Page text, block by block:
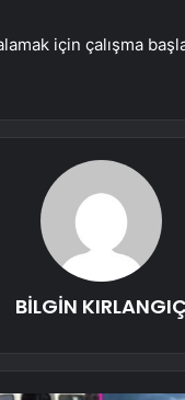
için çalışma
BİLGİN KIRLANGIÇ